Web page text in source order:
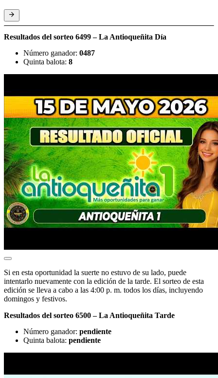
Resultados del sorteo 6499 – La Antioqueñita Día
Número ganador: 0487
Quinta balota: 8
Si en esta oportunidad la suerte no estuvo de su lado, puede
intentarlo nuevamente con la edición de la tarde. El sorteo de esta
edición se lleva a cabo a las 4:00 p. m. todos los días, incluyendo
domingos y festivos.
Resultados del sorteo 6500 – La Antioqueñita Tarde
Número ganador: pendiente
Quinta balota: pendiente